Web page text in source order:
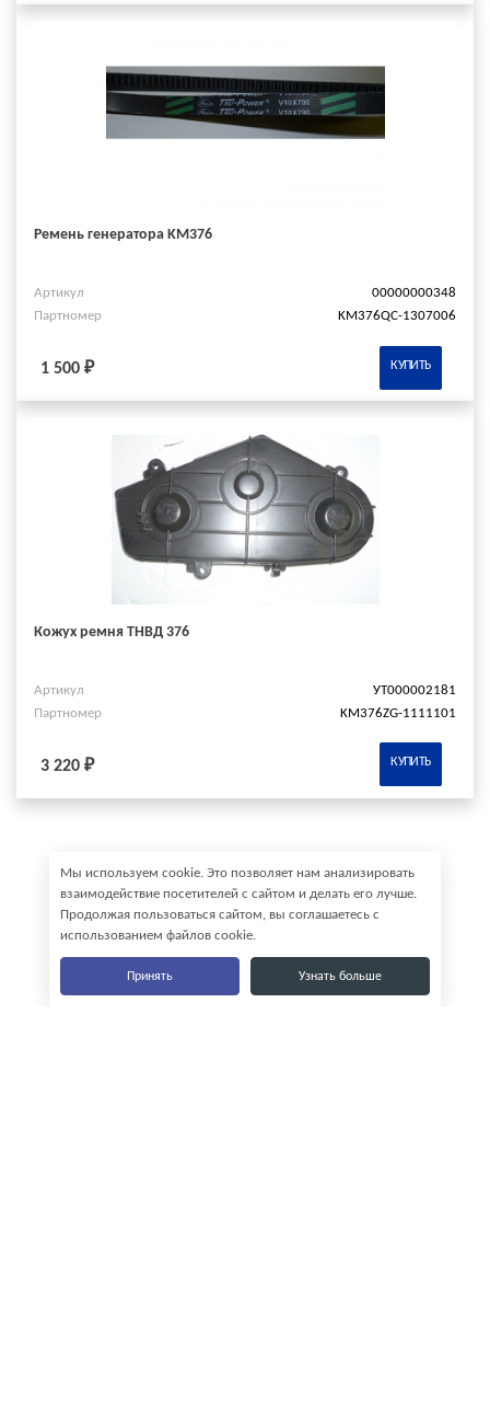
Ремень генератора KM376
Артикул
00000000348
Партномер
KM376QC-1307006
1 500 ₽ КУПИТЬ
Кожух ремня ТНВД 376
Артикул
УТ000002181
Партномер
KM376ZG-1111101
3 220 ₽ КУПИТЬ
Мы используем cookie. Это позволяет нам анализировать
взаимодействие посетителей с сайтом и делать его лучше.
Продолжая пользоваться сайтом, вы соглашаетесь с
использованием файлов cookie.
Принять Узнать больше